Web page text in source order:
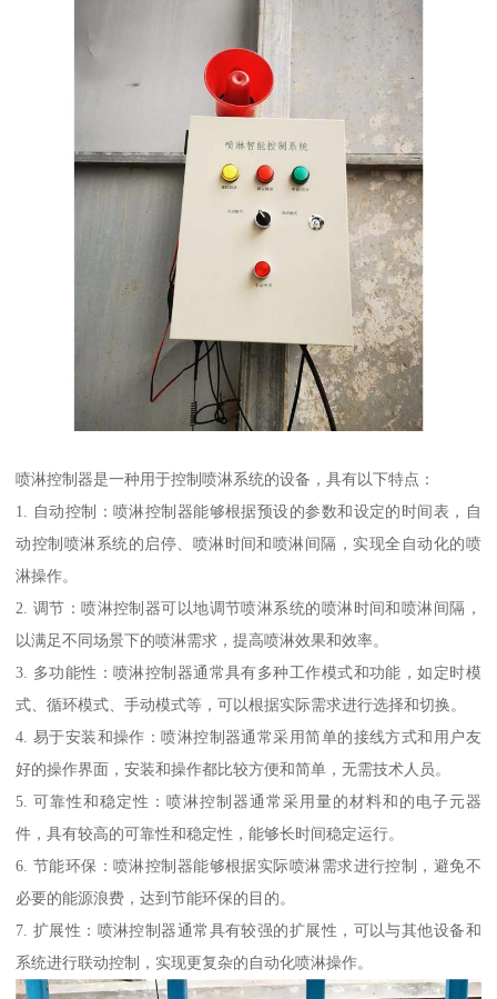
喷淋控制器是一种用于控制喷淋系统的设备，具有以下特点：
1. 自动控制：喷淋控制器能够根据预设的参数和设定的时间表，自
动控制喷淋系统的启停、喷淋时间和喷淋间隔，实现全自动化的喷
淋操作。
2. 调节：喷淋控制器可以地调节喷淋系统的喷淋时间和喷淋间隔，
以满足不同场景下的喷淋需求，提高喷淋效果和效率。
3. 多功能性：喷淋控制器通常具有多种工作模式和功能，如定时模
式、循环模式、手动模式等，可以根据实际需求进行选择和切换。
4. 易于安装和操作：喷淋控制器通常采用简单的接线方式和用户友
好的操作界面，安装和操作都比较方便和简单，无需技术人员。
5. 可靠性和稳定性：喷淋控制器通常采用量的材料和的电子元器
件，具有较高的可靠性和稳定性，能够长时间稳定运行。
6. 节能环保：喷淋控制器能够根据实际喷淋需求进行控制，避免不
必要的能源浪费，达到节能环保的目的。
7. 扩展性：喷淋控制器通常具有较强的扩展性，可以与其他设备和
系统进行联动控制，实现更复杂的自动化喷淋操作。